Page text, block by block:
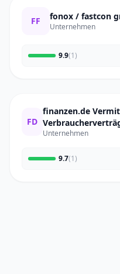
FF fonox / fastcon
Unternehmen
9.9(1)
FD
finanzen.de
Unternehmen
9.7(1)